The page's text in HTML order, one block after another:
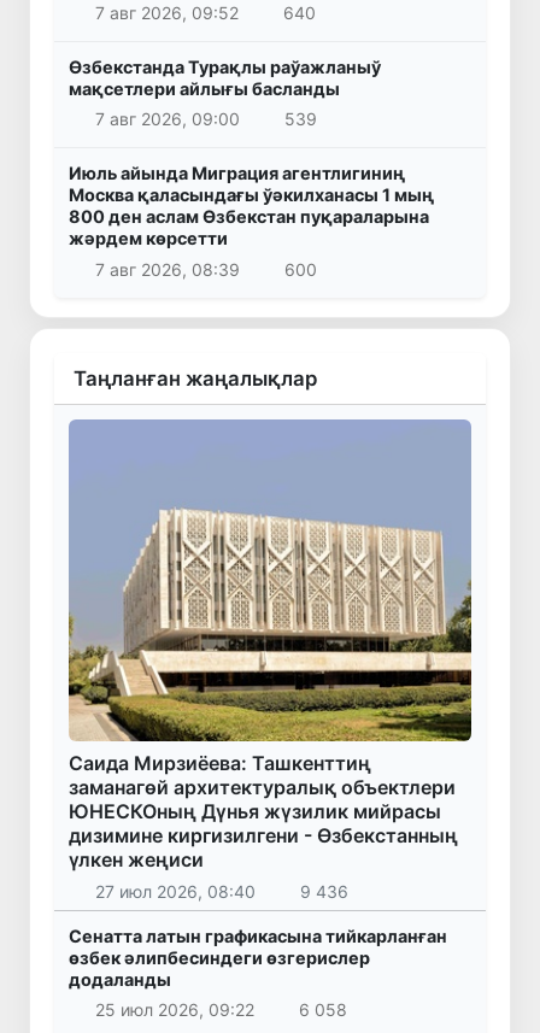
7 авг 2026, 09:52
640
Өзбекстанда Турақлы раўажланыў
мақсетлери айлығы басланды
7 авг 2026, 09:00
539
Июль айында Миграция агентлигиниң
Москва қаласындағы ўәкилханасы 1 мың
800 ден аслам Өзбекстан пуқараларына
жәрдем көрсетти
7 авг 2026, 08:39
600
Таңланған жаңалықлар
Саида Мирзиёева: Ташкенттиң
заманагөй архитектуралық объектлери
ЮНЕСКОның Дүнья жүзилик мийрасы
дизимине киргизилгени - Өзбекстанның
үлкен жеңиси
27 июл 2026, 08:40 9 436
Сенатта латын графикасына тийкарланған
өзбек әлипбесиндеги өзгерислер
додаланды
25 июл 2026, 09:22
6 058